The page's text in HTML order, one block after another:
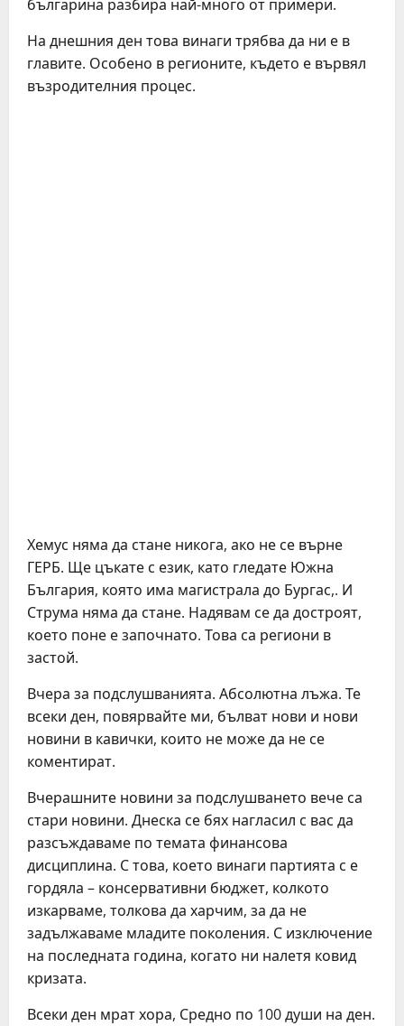
българина разбира най-много от примери.
На днешния ден това винаги трябва да ни е в
главите. Особено в регионите, където е вървял
възродителния процес.
Хемус няма да стане никога, ако не се върне
ГЕРБ. Ще цъкате с език, като гледате Южна
България, която има магистрала до Бургас,. И
Струма няма да стане. Надявам се да достроят,
което поне е започнато. Това са региони в
застой.
Вчера за подслушванията. Абсолютна лъжа. Те
всеки ден, повярвайте ми, бълват нови и нови
новини в кавички, които не може да не се
коментират.
Вчерашните новини за подслушването вече са
стари новини. Днеска се бях нагласил с вас да
разсъждаваме по темата финансова
дисциплина. С това, което винаги партията с е
гордяла – консервативни бюджет, колкото
изкарваме, толкова да харчим, за да не
задължаваме младите поколения. С изключение
на последната година, когато ни налетя ковид
кризата.
Всеки ден мрат хора, Средно по 100 души на ден.